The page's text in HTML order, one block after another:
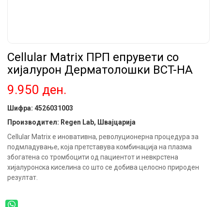
Cellular Matrix ПРП епрувети со
хијалурон Дерматолошки BCT-HA
9.950 ден.
Шифра: 4526031003
Производител: Regen Lab, Швајцарија
Cellular Matrix е иновативна, револуционерна процедура за
подмладување, која претставува комбинација на плазма
збогатена со тромбоцити од пациентот и невкрстена
хијалуронска киселина со што се добива целосно природен
резултат.